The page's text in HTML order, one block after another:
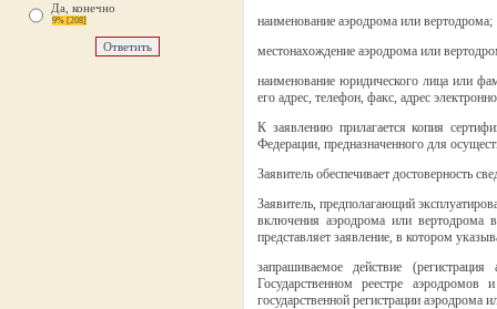
Да, конечно
9% [208]
наименование аэродрома или вертодрома;
местонахождение аэродрома или
наименование юридического лица или
его адрес, телефон, факс, адрес
К заявлению прилагается копия
Федерации, предназначенного для
Заявитель обеспечивает достоверность
Заявитель, предполагающий
включения аэродрома или вертодрома
представляет заявление, в котором
запрашиваемое действие
Государственном реестре аэродромов
государственной регистрации аэродрома